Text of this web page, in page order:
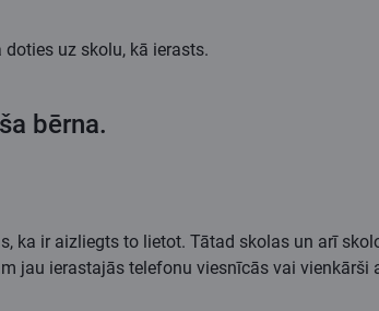
uz skolu, kā ierasts.
bērna.
ka ir aizliegts to lietot. Tātad skolas un arī
jau ierastajās telefonu viesnīcās vai vienkārši